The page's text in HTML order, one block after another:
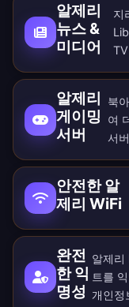
알제리
뉴스 &
미디어
지
알제리
게이밍
서버
북
여
서
안전한 알
제리 WiFi
완전
한 익
명성
알제리
트를
개인정